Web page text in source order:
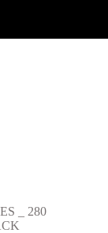
_ 280